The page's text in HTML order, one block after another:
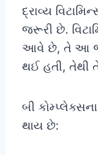
દ્રાવ્ય
જરૂરી છે.
આવે છે, તે આ
થઈ હતી, તેથી
બી
થાય છે: